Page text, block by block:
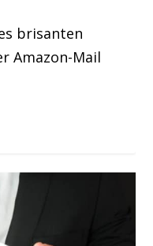
brisanten
Amazon-Mail